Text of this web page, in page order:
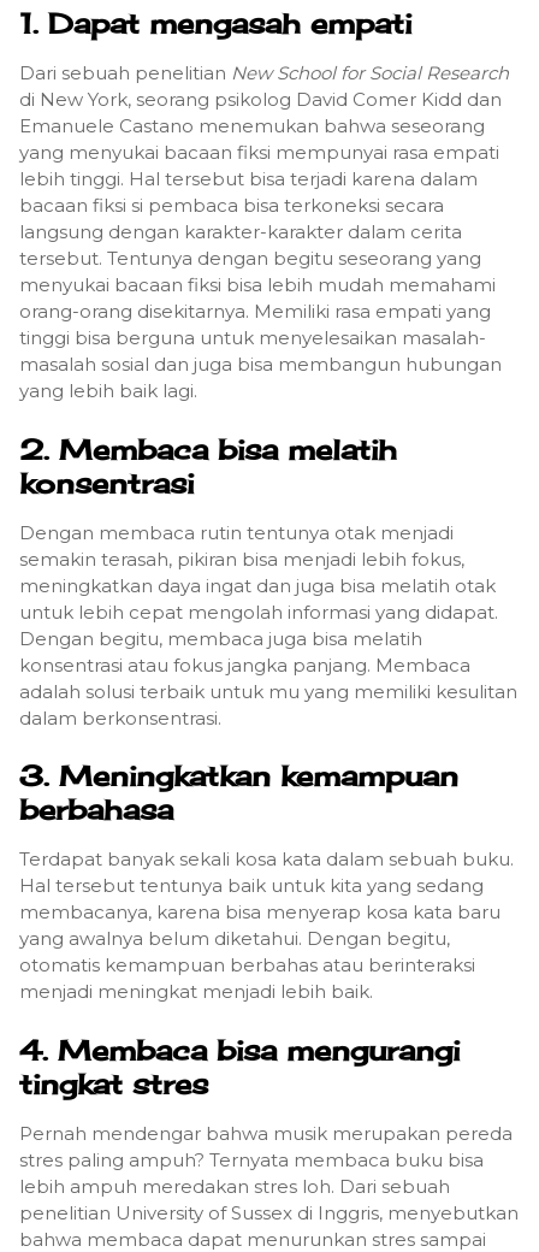
1. Dapat mengasah empati
Dari sebuah penelitian New School for Social Research
di New York, seorang psikolog David Comer Kidd dan
Emanuele Castano menemukan bahwa seseorang
yang menyukai bacaan fiksi mempunyai rasa empati
lebih tinggi. Hal tersebut bisa terjadi karena dalam
bacaan fiksi si pembaca bisa terkoneksi secara
langsung dengan karakter-karakter dalam cerita
tersebut. Tentunya dengan begitu seseorang yang
menyukai bacaan fiksi bisa lebih mudah memahami
orang-orang disekitarnya. Memiliki rasa empati yang
tinggi bisa berguna untuk menyelesaikan masalah-
masalah sosial dan juga bisa membangun hubungan
yang lebih baik lagi.
2. Membaca bisa melatih
konsentrasi
Dengan membaca rutin tentunya otak menjadi
semakin terasah, pikiran bisa menjadi lebih fokus,
meningkatkan daya ingat dan juga bisa melatih otak
untuk lebih cepat mengolah informasi yang didapat.
Dengan begitu, membaca juga bisa melatih
konsentrasi atau fokus jangka panjang. Membaca
adalah solusi terbaik untuk mu yang memiliki kesulitan
dalam berkonsentrasi.
3. Meningkatkan kemampuan
berbahasa
Terdapat banyak sekali kosa kata dalam sebuah buku.
Hal tersebut tentunya baik untuk kita yang sedang
membacanya, karena bisa menyerap kosa kata baru
yang awalnya belum diketahui. Dengan begitu,
otomatis kemampuan berbahas atau berinteraksi
menjadi meningkat menjadi lebih baik.
4. Membaca bisa mengurangi
tingkat stres
Pernah mendengar bahwa musik merupakan pereda
stres paling ampuh? Ternyata membaca buku bisa
lebih ampuh meredakan stres loh. Dari sebuah
penelitian University of Sussex di Inggris, menyebutkan
bahwa membaca dapat menurunkan stres sampai